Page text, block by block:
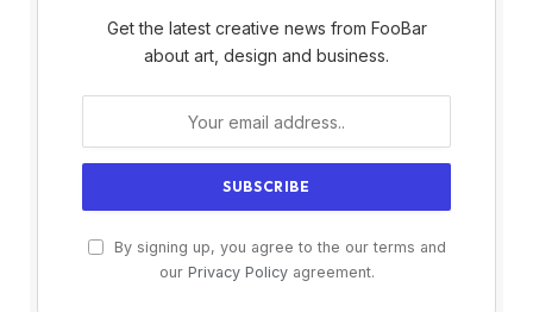
Get the latest creative news from FooBar
about art, design and business.
By signing up, you agree to the our terms and
our Privacy Policyagreement.